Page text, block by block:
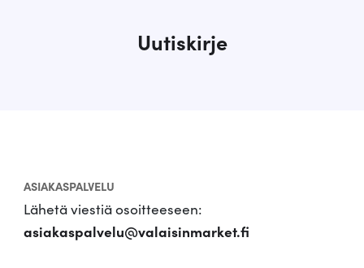
Uutiskirje
ASIAKASPALVELU
Lähetä viestiä osoitteeseen:
asiakaspalvelu@valaisinmarket.fi